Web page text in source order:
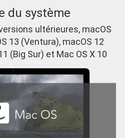
du système
ultérieures, macOS
13 (Ventura), macOS 12
(Big Sur) et Mac OS X 10